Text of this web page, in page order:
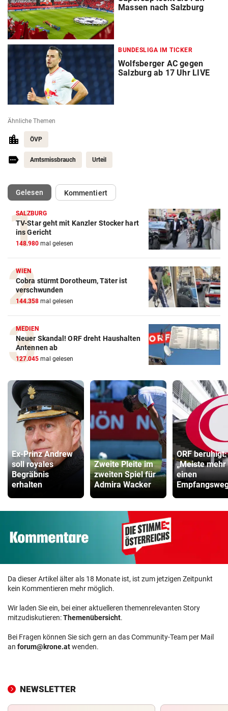
Massen nach Salzburg
BUNDESLIGA IM TICKER
Wolfsberger AC gegen
Salzburg ab 17 Uhr LIVE
Ähnliche Themen
ÖVP
Amtsmissbrauch Urteil
Gelesen(ausgewählt)Kommentiert
SALZBURG
TV-Star geht mit Kanzler Stocker hart
ins Gericht
148.980 mal gelesen
WIEN
Cobra stürmt Dorotheum, Täter ist
verschwunden
144.358 mal gelesen
MEDIEN
Neuer Skandal! ORF dreht Haushalten
Antennen ab
127.045 mal gelesen
Ex-Prinz Andrew
soll royales
Begräbnis
erhalten
Zweite Pleite im
zweiten Spiel für
Admira Wacker
ORF beruhigt:
„Meiste mehr
einen
Da dieser Artikel älter als 18 Monate ist, ist zum jetzigen Zeitpunkt
kein Kommentieren mehr möglich.
Wir laden Sie ein, bei einer aktuelleren themenrelevanten Story
mitzudiskutieren:Themenübersicht.
Bei Fragen können Sie sich gern an das Community-Team per Mail
an forum@krone.atwenden.
NEWSLETTER